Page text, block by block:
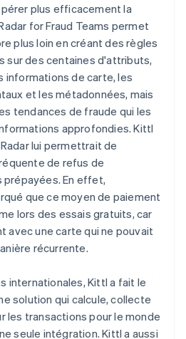
plus efficacement la
for Fraud Teams permet
plus loin en créant des règles
sur des centaines d'attributs,
informations de carte, les
et les métadonnées, mais
tendances de fraude qui les
approfondies. Kittl
lui permettrait de
de refus de
prépayées. En effet,
que ce moyen de paiement
lors des essais gratuits, car
avec une carte qui ne pouvait
récurrente.
internationales, Kittl a fait le
solution qui calcule, collecte
les transactions pour le monde
seule intégration. Kittl a aussi